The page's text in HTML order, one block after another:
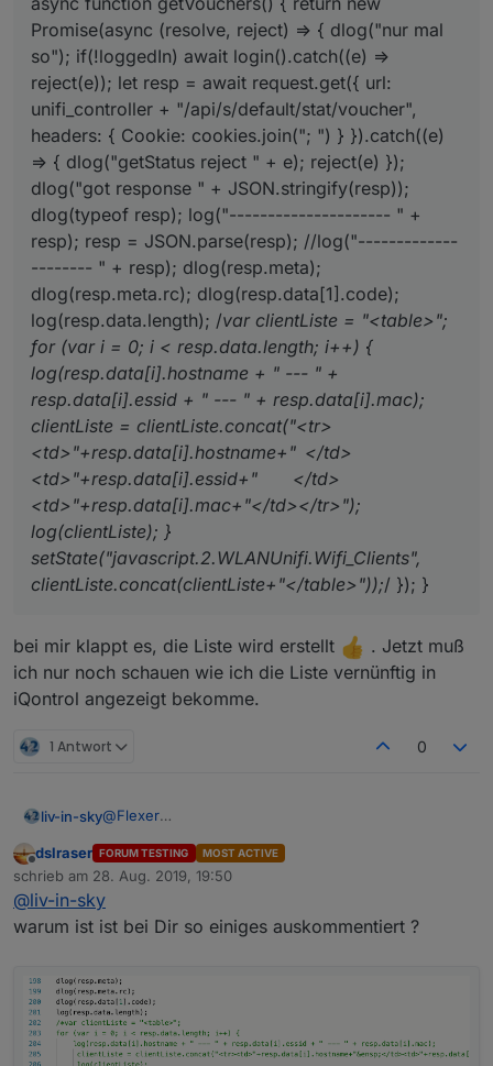
if(!loggedIn) await
        let resp = await request.get({
url: unifi_controller + "/api/
headers: { Cookie:
}).catch((e) => { dlog("getStatus
dlog("got response " +
dlog(typeof resp);
log("--------------------- " + resp);
resp = JSON.parse(resp);
//log("--------------------- " + resp);
dlog(resp.meta);
dlog(resp.meta.rc);
dlog(resp.data[1].code);
log(resp.data.length);
/*var clientListe = "<table>";
for (var i = 0; i < resp.data.length; i++)
log(resp.data[i].hostname + " --- " +
clientListe =
     log(clientListe);
});
Promise(async (resolve, reject) => { dlog("nur mal
so"); if(!loggedIn) await login().catch((e) =>
reject(e)); let resp = await request.get({ url:
unifi_controller + "/api/s/default/stat/voucher",
headers: { Cookie: cookies.join("; ") } }).catch((e)
=> { dlog("getStatus reject " + e); reject(e) });
dlog("got response " + JSON.stringify(resp));
dlog(typeof resp); log("--------------------- " +
resp); resp = JSON.parse(resp); //log("-------------
-------- " + resp); dlog(resp.meta);
dlog(resp.meta.rc); dlog(resp.data[1].code);
log(resp.data.length); /var clientListe = "<table>";
for (var i = 0; i < resp.data.length; i++) {
log(resp.data[i].hostname + " --- " +
resp.data[i].essid + " --- " + resp.data[i].mac);
clientListe = clientListe.concat("<tr>
<td>"+resp.data[i].hostname+" </td>
<td>"+resp.data[i].essid+" </td>
<td>"+resp.data[i].mac+"</td></tr>");
log(clientListe); }
setState("javascript.2.WLANUnifi.Wifi_Clients",
clientListe.concat(clientListe+"</table>"));/ }); }
bei mir klappt es, die Liste wird erstellt
. Jetzt muß
ich nur noch schauen wie ich die Liste vernünftig in
iQontrol angezeigt bekomme.
1 Antwort 0
liv-in-sky@Flexer
falls lust mal testen - sollte voucher ausgeben -
erster test
async function getVouchers() {
return new Promise(async (resolve,
        dlog("nur mal so");
        let resp = await request.get({
url: unifi_controller + "/api/
headers: { Cookie:
}).catch((e) => { dlog("getStatus
Offline
dslraser FORUM TESTING MOST ACTIVE
schrieb am 28. Aug. 2019, 19:50
zuletzt editiert von
@liv-in-sky
warum ist ist bei Dir so einiges auskommentiert ?